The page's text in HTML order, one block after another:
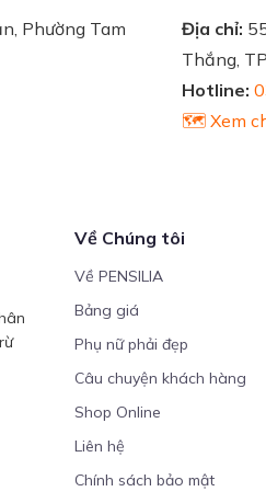
Phường Tam
Địa chỉ:
Thắng,
Hotline:
🗺️ Xem
Về Chúng tôi
Về PENSILIA
Bảng giá
Phụ nữ phải đẹp
Câu chuyện khách hàng
Shop Online
Liên hệ
Chính sách bảo mật